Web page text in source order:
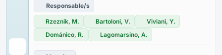
Responsable/s
Rzeznik, M. Bartoloni, V.
Viviani, Y.
Dománico, R.
Lagomarsino, A.